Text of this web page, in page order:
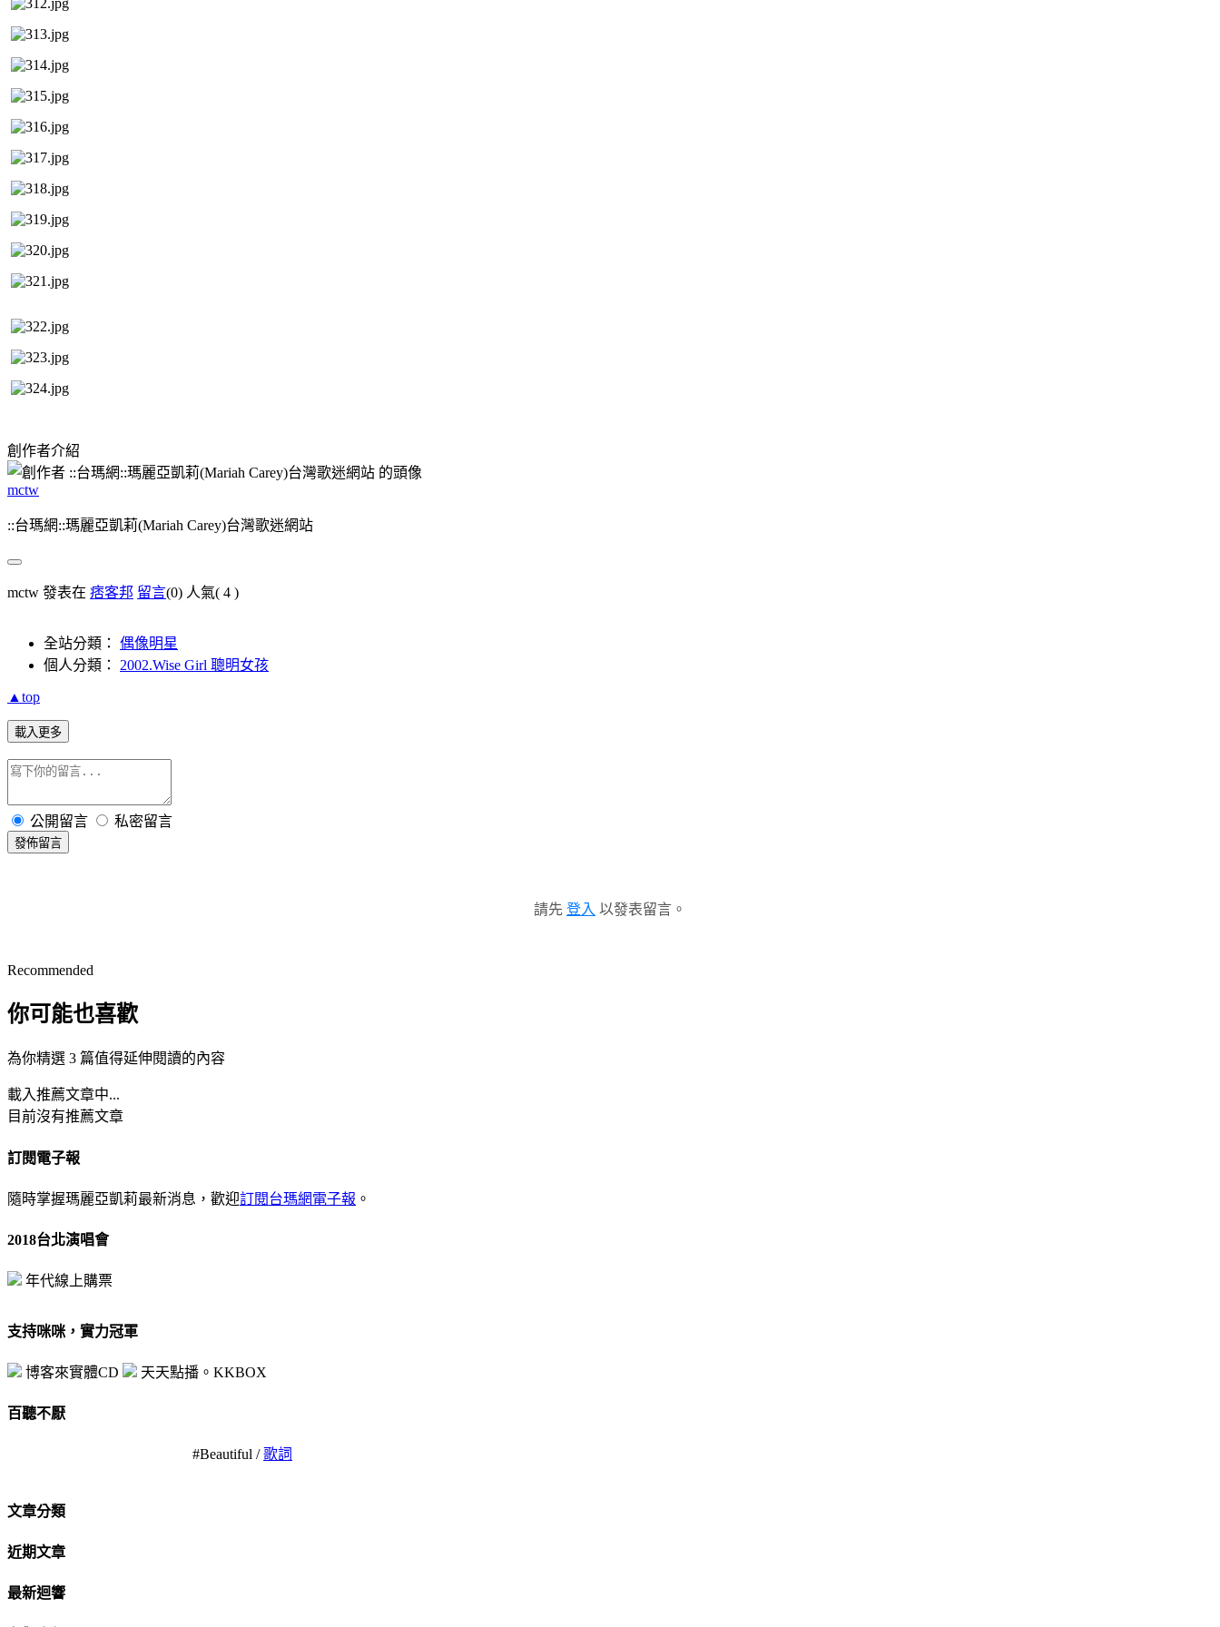
創作者介紹
mctw
::台瑪網::瑪麗亞凱莉(Mariah Carey)台灣歌迷網站
mctw 發表在 痞客邦 留言(0) 人氣( 4 )
全站分類： 偶像明星
個人分類： 2002.Wise Girl 聰明女孩
▲top
載入更多
公開留言 私密留言
發佈留言
請先 登入 以發表留言。
Recommended
你可能也喜歡
為你精選 3 篇值得延伸閱讀的內容
載入推薦文章中...
目前沒有推薦文章
訂閱電子報
隨時掌握瑪麗亞凱莉最新消息，歡迎訂閱台瑪網電子報 。
2018台北演唱會
年代線上購票
支持咪咪，實力冠軍
博客來實體CD 天天點播。KKBOX
百聽不厭
#Beautiful /歌詞
文章分類
近期文章
最新迴響